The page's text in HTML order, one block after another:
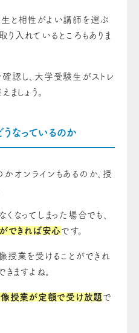
と相性がよい講師を選ぶ
入れているところもありま
認し、大学受験生がストレ
しょう。
なっているのか
オンラインもあるのか、授
なってしまった場合でも、
できれば安心です。
授業を受けることができれ
ますよね。
像授業が定額で受け放題 で